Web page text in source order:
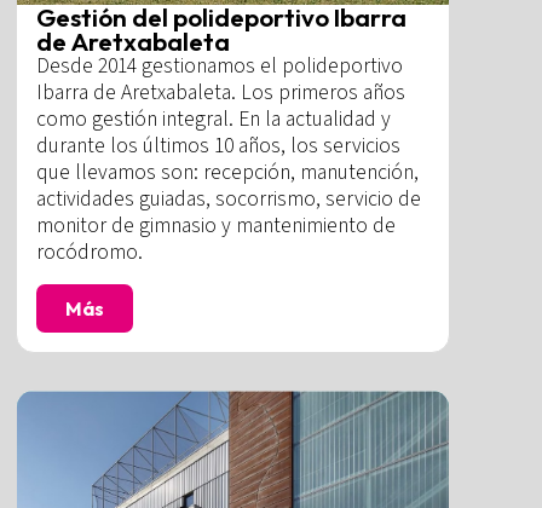
Gestión del polideportivo Ibarra
de Aretxabaleta
Desde 2014 gestionamos el polideportivo
Ibarra de Aretxabaleta. Los primeros años
como gestión integral. En la actualidad y
durante los últimos 10 años, los servicios
que llevamos son: recepción, manutención,
actividades guiadas, socorrismo, servicio de
monitor de gimnasio y mantenimiento de
rocódromo.
Más